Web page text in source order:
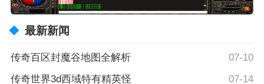
最新新闻
传奇百区封魔谷地图全解析
07-10
传奇世界3d西域特有精英怪
07-14